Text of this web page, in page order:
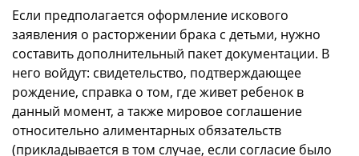
Если предполагается оформление искового
заявления о расторжении брака с детьми, нужно
составить дополнительный пакет документации. В
него войдут: свидетельство, подтверждающее
рождение, справка о том, где живет ребенок в
данный момент, а также мировое соглашение
относительно алиментарных обязательств
(прикладывается в том случае, если согласие было